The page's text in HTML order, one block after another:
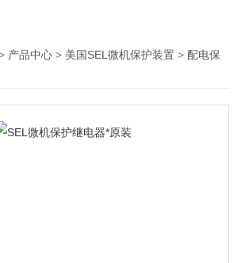
产品中心> 美国SEL微机保护装置 >配电保